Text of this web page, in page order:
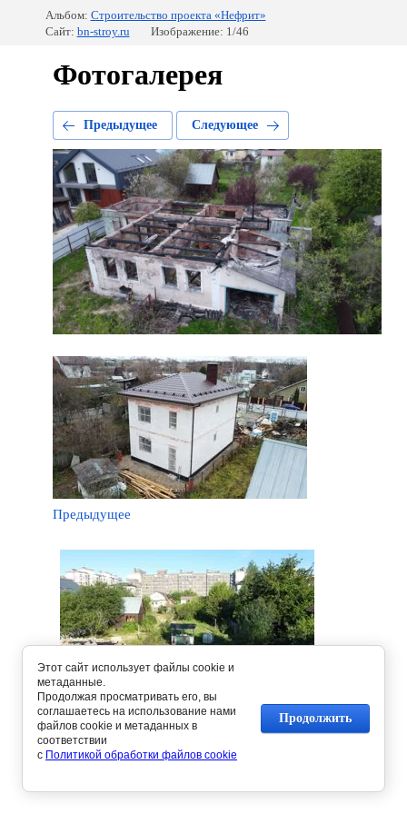
Альбом: Строительство проекта «Нефрит»
Сайт: bn-stroy.ru Изображение: 1/46
Фотогалерея
Предыдущее Следующее
Предыдущее
Следующее
Вернуться в галерею
Этот сайт использует файлы cookie и
метаданные.
Продолжая просматривать его, вы
соглашаетесь на использование нами
файлов cookie и метаданных в
соответствии
с Политикой обработки файлов cookie
Продолжить